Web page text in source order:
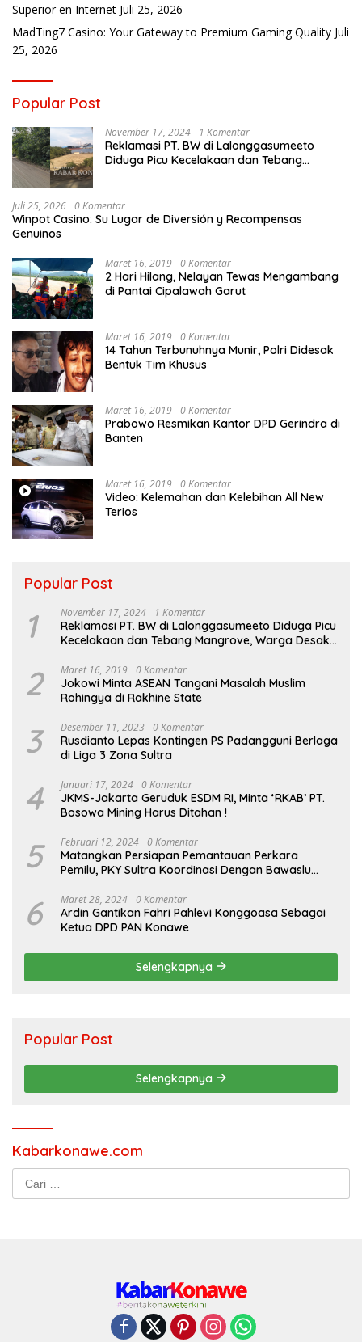
Superior en Internet Juli 25, 2026
MadTing7 Casino: Your Gateway to Premium Gaming Quality Juli
25, 2026
Popular Post
November 17, 2024 1 Komentar
Reklamasi PT. BW di Lalonggasumeeto
Diduga Picu Kecelakaan dan Tebang
Juli 25, 2026 0 Komentar
Winpot Casino: Su Lugar de Diversión y Recompensas
Genuinos
Maret 16, 2019 0 Komentar
2 Hari Hilang, Nelayan Tewas Mengambang
di Pantai Cipalawah Garut
Maret 16, 2019 0 Komentar
14 Tahun Terbunuhnya Munir, Polri Didesak
Bentuk Tim Khusus
Maret 16, 2019 0 Komentar
Prabowo Resmikan Kantor DPD Gerindra di
Banten
Maret 16, 2019 0 Komentar
Video: Kelemahan dan Kelebihan All New
Terios
Popular Post
1 November 17, 2024 1 Komentar
Reklamasi PT. BW di Lalonggasumeeto Diduga Picu
Kecelakaan dan Tebang Mangrove, Warga Desak
2 Maret 16, 2019 0 Komentar
Jokowi Minta ASEAN Tangani Masalah Muslim
Rohingya di Rakhine State
3 Desember 11, 2023 0 Komentar
Rusdianto Lepas Kontingen PS Padangguni Berlaga
di Liga 3 Zona Sultra
4 Januari 17, 2024 0 Komentar
JKMS-Jakarta Geruduk ESDM RI, Minta ‘RKAB’ PT.
Bosowa Mining Harus Ditahan !
5 Februari 12, 2024 0 Komentar
Matangkan Persiapan Pemantauan Perkara
Pemilu, PKY Sultra Koordinasi Dengan Bawaslu
6 Maret 28, 2024 0 Komentar
Ardin Gantikan Fahri Pahlevi Konggoasa Sebagai
Ketua DPD PAN Konawe
Selengkapnya
Popular Post
Selengkapnya
Kabarkonawe.com